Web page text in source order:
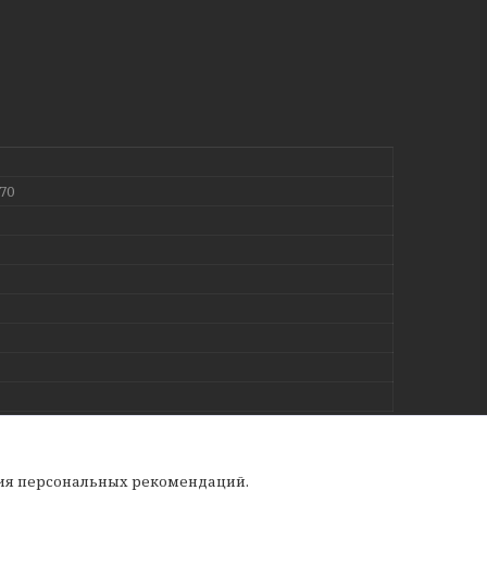
персональных рекомендаций.